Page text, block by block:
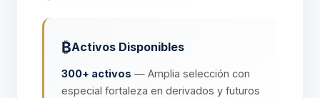
₿Activos Disponibles
300+ activos — Amplia selección con
especial fortaleza en derivados y futuros